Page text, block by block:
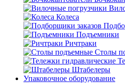
Колеса
Подъемники
Ричтраки
Столы
Штабелеры
Упаковочное оборудование